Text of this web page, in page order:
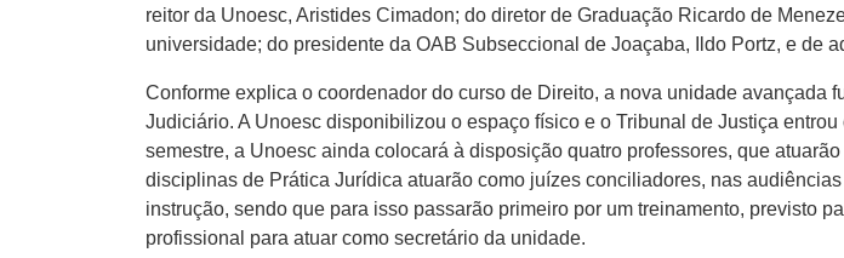
reitor da Unoesc, Aristides Cimadon; do diretor de Graduação Ricardo de
universidade; do presidente da OAB Subseccional de Joaçaba, Ildo Portz, e de
Conforme explica o coordenador do curso de Direito, a nova unidade avançada
Judiciário. A Unoesc disponibilizou o espaço físico e o Tribunal de Justiça
semestre, a Unoesc ainda colocará à disposição quatro professores, que
disciplinas de Prática Jurídica atuarão como juízes conciliadores, nas
instrução, sendo que para isso passarão primeiro por um treinamento, previsto
profissional para atuar como secretário da unidade.